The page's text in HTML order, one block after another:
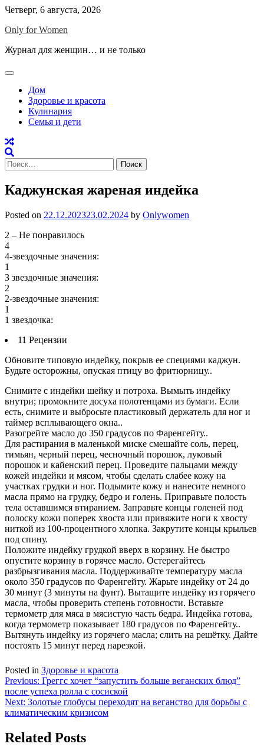
Skip
content
Четверг, 6 августа, 2026
Only for Women
Журнал для женщин… и не только
Дом
Здоровье и красота
Кулинария
Семья и дети
Найти:
Каджунская жареная индейка
Posted on 22.12.202323.02.2024 by Onlywomen
2 – Не понравилось
4
4-звездочные значения:
1
3 звездочные значения:
2
2-звездочные значения:
1
1 звездочка:
11 Рецензии
Обновите типовую индейку, покрыв ее специями каджун.
Будьте осторожны, опуская птицу во фритюрницу..
Снимите с индейки шейку и потроха. Вымыть индейку
внутри; промокните досуха полотенцами из бумаги. Если
есть, снимите и выбросьте пластиковый держатель для ног и
таймер всплывающего окна..
Разогрейте масло до 350 градусов по Фаренгейту..
Для растирания в маленькой миске смешайте соль, перец,
тимьян, черный перец, чесночный порошок, луковый
порошок и кайенский перец. Проведите пальцами между
кожей индейки и мясом, чтобы сделать слабее кожу на
участках грудки и ног. Подымите кожу и нанесите немного
масла прямо на грудку, бедро и голень. Приправьте полость
тела оставшимся втиранием. Заправьте концы голеней под
полоску кожи поперек хвоста или привяжите ноги к хвосту
ниткой из 100-процентного хлопка. Закрутите концы крыльев
под спину.
Положите индейку грудкой вверх в корзину. Не быстро
опустите корзину в горячее масло. Остерегайтесь
разбрызгивания масла. Поддерживайте температуру масла
около 350 градусов по Фаренгейту. Жарьте индейку от 24 до
30 минут (3 минуты на фунт). Вытащите индейку из горячего
масла, чтобы проверить степень готовности. Вставьте
термометр для мяса в мясистую часть бедра. Индейка готова,
когда термометр показывает 180 градусов по Фаренгейту..
Вытянуть индейку из горячего масла; слить на решётку. Дайте
постоять 15 минут перед нарезкой.
Posted in Здоровье и красота
Навигация
по
записям
Previous: Греггс хочет “запустить больше веганских блюд”
после успеха ролла с сосиской
Next: Золотые глобусы переходят на веганство для борьбы с
климатическим кризисом
Related Posts